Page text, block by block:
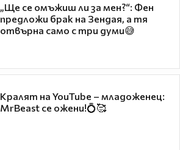
„Ще се омъжиш ли за мен?“: Фен
предложи брак на Зендая, а тя
отвърна само с три думи😅
Кралят на YouTube – младоженец:
MrBeast се ожени!💍🥰